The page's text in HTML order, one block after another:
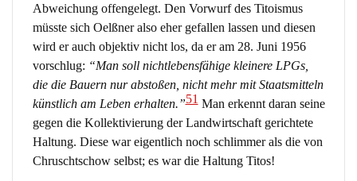
Abweichung offengelegt. Den Vorwurf des Titoismus
müsste sich Oelßner also eher gefallen lassen und diesen
wird er auch objektiv nicht los, da er am 28. Juni 1956
vorschlug: “Man soll nichtlebensfähige kleinere LPGs,
die die Bauern nur abstoßen, nicht mehr mit Staatsmitteln
künstlich am Leben erhalten.”51Man erkennt daran seine
gegen die Kollektivierung der Landwirtschaft gerichtete
Haltung. Diese war eigentlich noch schlimmer als die von
Chruschtschow selbst; es war die Haltung Titos!